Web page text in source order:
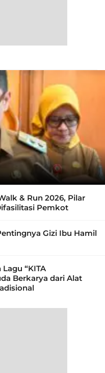
& Run 2026, Pilar
Pemkot
Gizi Ibu Hamil
“KITA
Berkarya dari Alat